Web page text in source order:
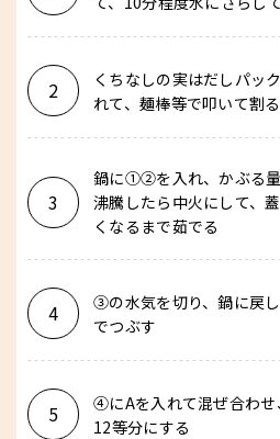
2
くちなしの実はだしパッ
れて、麺棒等で叩いて割る
3
鍋に①②を入れ、かぶる量
沸騰したら中火にして、
くなるまで茹でる
4
③の水気を切り、鍋に戻
でつぶす
5
④にAを入れて混ぜ合わせ
12等分にする